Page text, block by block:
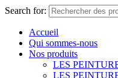
Search for:
Accueil
Qui sommes-nous
Nos produits
LES
LES